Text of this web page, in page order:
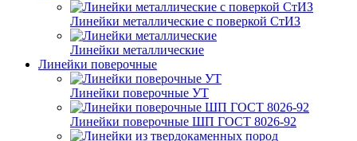
Линейки металлические с поверкой СтИЗ
Линейки металлические
Линейки поверочные
Линейки поверочные УТ
Линейки поверочные ШП ГОСТ 8026-92